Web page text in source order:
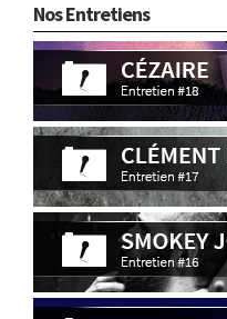
Nos Entretiens